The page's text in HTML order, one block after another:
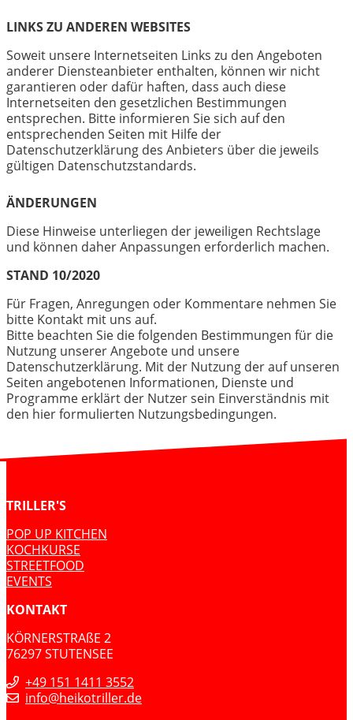
LINKS ZU ANDEREN WEBSITES
Soweit unsere Internetseiten Links zu den Angeboten
anderer Diensteanbieter enthalten, können wir nicht
garantieren oder dafür haften, dass auch diese
Internetseiten den gesetzlichen Bestimmungen
entsprechen. Bitte informieren Sie sich auf den
entsprechenden Seiten mit Hilfe der
Datenschutzerklärung des Anbieters über die jeweils
gültigen Datenschutzstandards.
ÄNDERUNGEN
Diese Hinweise unterliegen der jeweiligen Rechtslage
und können daher Anpassungen erforderlich machen.
STAND 10/2020
Für Fragen, Anregungen oder Kommentare nehmen Sie
bitte Kontakt mit uns auf.
Bitte beachten Sie die folgenden Bestimmungen für die
Nutzung unserer Angebote und unsere
Datenschutzerklärung. Mit der Nutzung der auf unseren
Seiten angebotenen Informationen, Dienste und
Programme erklärt der Nutzer sein Einverständnis mit
den hier formulierten Nutzungsbedingungen.
TRILLER'S
POP UP KITCHEN
KOCHKURSE
STREETFOOD
EVENTS
KONTAKT
KÖRNERSTRAßE 2
76297 STUTENSEE
+49 151 1411 3552
info@heikotriller.de